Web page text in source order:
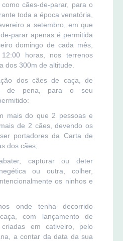
cães-de-parar, para o
toda a época venatória,
a setembro, em que
parar apenas é permitida
domingo de cada mês,
horas, nos terrenos
dos 300m de altitude.
dos cães de caça, de
de pena, para o seu
mais do que 2 pessoas e
de 2 cães, devendo os
portadores da Carta de
dos cães;
capturar ou deter
ou outra, colher,
os ninhos e
onde tenha decorrido
com lançamento de
criadas em cativeiro, pelo
a contar da data da sua